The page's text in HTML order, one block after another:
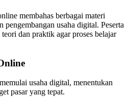
membahas berbagai materi
pengembangan usaha digital. Peserta
dan praktik agar proses belajar
usaha digital, menentukan
pasar yang tepat.